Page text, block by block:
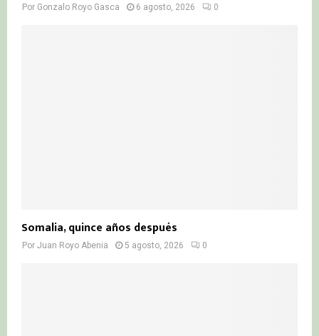
Por Gonzalo Royo Gasca 6 agosto, 2026 0
Somalia, quince años después
Por Juan Royo Abenia 5 agosto, 2026 0